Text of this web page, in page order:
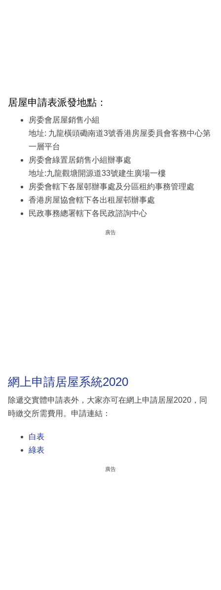
居屋申請表派發地點：
房委會居屋銷售小組
地址: 九龍橫頭磡南道3號香港房屋委員會客務中心第
一層平台
房委會綠置居銷售小組辦事處
地址:九龍觀塘開源道33號建生廣場一樓
房委會轄下各屋邨辦事處及分區租約事務管理處
香港房屋協會轄下各出租屋邨辦事處
民政事務總署轄下各民政諮詢中心
廣告
網上申請居屋系統2020
除遞交實體申請表外，大家亦可在網上申請居屋2020，同
時繳交所需費用。申請連結：
白表
綠表
廣告